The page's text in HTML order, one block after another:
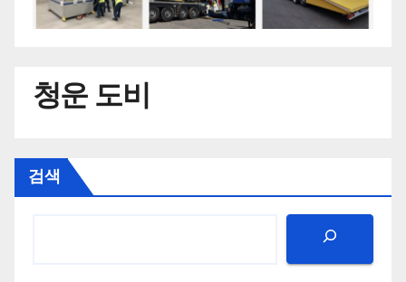
청운 도비
검색